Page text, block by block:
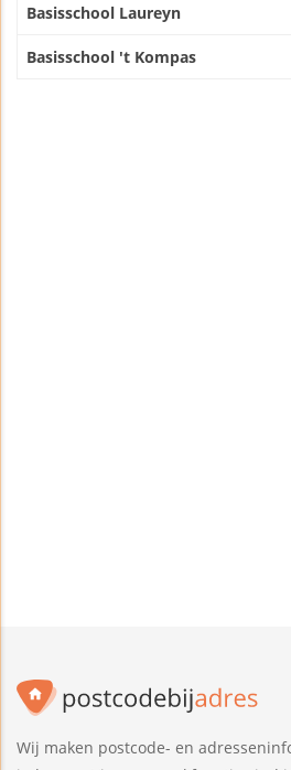
Basisschool Laureyn
Basisschool 't Kompas
Wij maken postcode- en